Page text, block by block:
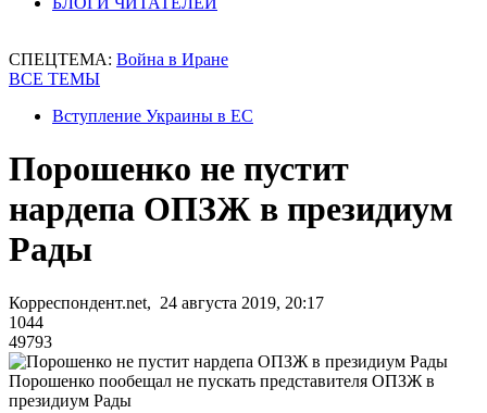
СПЕЦТЕМА: Война в Иране
ВСЕ ТЕМЫ
Вступление Украины в ЕС
Порошенко не пустит
нардепа ОПЗЖ в президиум
Рады
Корреспондент.net, 24 августа 2019, 20:17
1044
49793
Порошенко пообещал не пускать представителя ОПЗЖ в
президиум Рады